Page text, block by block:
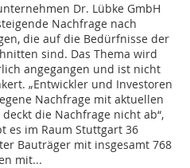
Dr. Lübke GmbH
Nachfrage nach
die auf die Bedürfnisse der
sind. Das Thema wird
angegangen und ist nicht
„Entwickler und Investoren
Nachfrage mit aktuellen
die Nachfrage nicht ab“,
es im Raum Stuttgart 36
Bauträger mit insgesamt 768
mit...